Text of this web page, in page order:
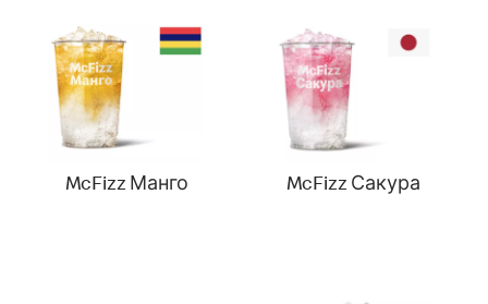
McFizz Манго McFizz Сакура